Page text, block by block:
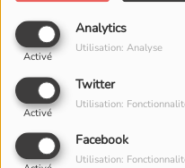
Analytics
Activé
Utilisation: Analyse
Twitter
Activé
Utilisation:
Facebook
Utilisation:
IL Y A 6 ANS
SAEL FEAT BOUNTY
KILLER -
(2006)